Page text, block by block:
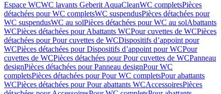
Espace WCWC lavants Geberit AquaCleanWC completsPièces
détachées pour WC completsWC suspendusPièces détachées pour
WC suspendusWC au solPièces détachées pour WC au solAbattants
WCPièces détachées pour Abattants WCPour cuvettes de WCPièces
détachées pour Pour cuvettes de WCDispositifs d’appoint pour
WCPièces détachées pour Dispositifs d’appoint pour WCPour
cuvettes de WCPièces détachées pour Pour cuvettes de WCPanneau
designPièces détachées pour Panneau designPour WC
completsPièces détachées pour Pour WC completsPour abattants
WCPièces détachées pour Pour abattants WCAccessoiresPièces